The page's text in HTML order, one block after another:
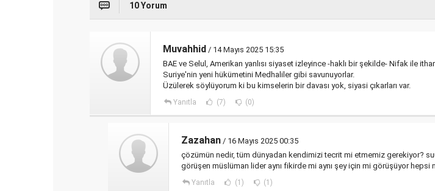
10 Yorum
Muvahhid / 14 Mayıs 2025 15:35
BAE ve Selul, Amerikan yanlısı siyaset izleyince -haklı bir şekilde- Nifak ile
Suriye'nin yeni hükümetini Medhaliler gibi savunuyorlar.
Üzülerek söylüyorum ki bu kimselerin bir davası yok, siyasi çıkarları var.
Yanıtla (7) (0)
Zazahan / 16 Mayıs 2025 00:35
çözümün nedir, tüm dünyadan kendimizi tecrit mi etmemiz gerekiyor?
görüşen müslüman lider aynı fikirde mi aynı şey için mi görüşüyor
Yanıtla (1) (1)